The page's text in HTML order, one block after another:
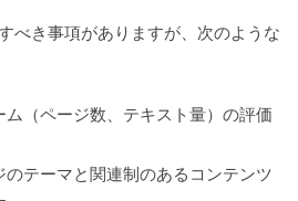
べき事項がありますが、次のような
ム（ページ数、テキスト量）の評価
のテーマと関連制のあるコンテンツ